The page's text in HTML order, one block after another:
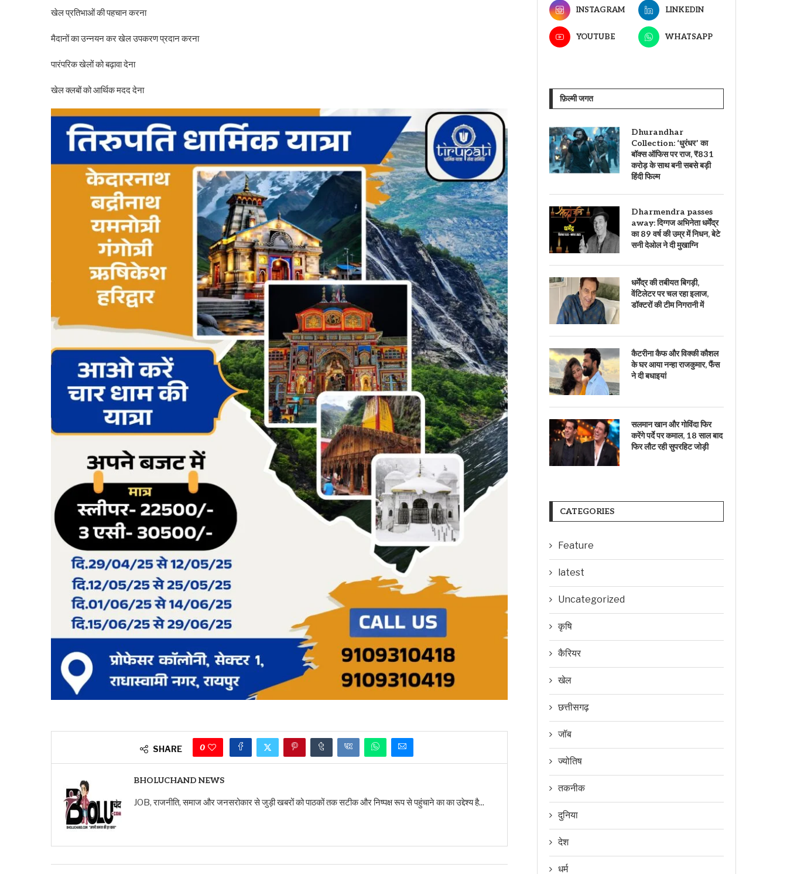
खेल प्रतिभाओं की पहचान करना
मैदानों का उन्नयन कर खेल उपकरण प्रदान करना
पारंपरिक खेलों को बढ़ावा देना
खेल क्लबों को आर्थिक मदद देना
SHARE 0
BHOLUCHAND NEWS
JOB, राजनीति, समाज और जनसरोकार से जुड़ी खबरों को पाठकों तक सटीक और निष्पक्ष रूप से पहुंचाने का का उद्देश्य है...
INSTAGRAM LINKEDIN
YOUTUBE WHATSAPP
फ़िल्मी जगत
Dhurandhar
Collection: ‘धुरंधर’ का
बॉक्स ऑफिस पर राज, ₹831
करोड़ के साथ बनी सबसे बड़ी
हिंदी फिल्म
Dharmendra passes
away: दिग्गज अभिनेता धर्मेंद्र
का 89 वर्ष की उम्र में निधन, बेटे
सनी देओल ने दी मुखाग्नि
धर्मेंद्र की तबीयत बिगड़ी,
वेंटिलेटर पर चल रहा इलाज,
डॉक्टरों की टीम निगरानी में
कैटरीना कैफ और विक्की कौशल
के घर आया नन्हा राजकुमार, फैंस
ने दी बधाइयां
सलमान खान और गोविंदा फिर
करेंगे पर्दे पर कमाल, 18 साल बाद
फिर लौट रही सुपरहिट जोड़ी
CATEGORIES
Feature
latest
Uncategorized
कृषि
कैरियर
खेल
छत्तीसगढ़
जॉब
ज्योतिष
तकनीक
दुनिया
देश
धर्म